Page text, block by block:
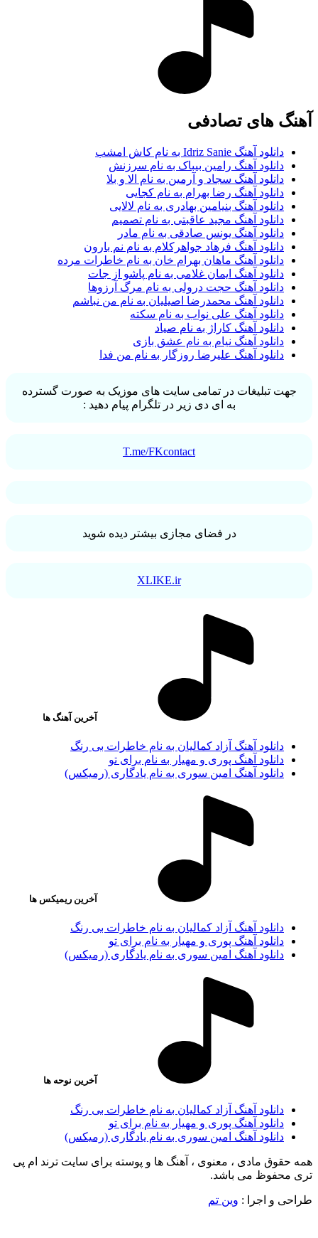
آهنگ های تصادفی
دانلود آهنگ Idriz Sanie به نام کاش امشب
دانلود آهنگ رامین بیباک به نام سرزنش
دانلود آهنگ سجاد و آرمین به نام الا و بلا
دانلود آهنگ رضا بهرام به نام کجایی
دانلود آهنگ بنیامین بهادری به نام لالایی
دانلود آهنگ مجید عاقبتی به نام تصمیم
دانلود آهنگ یونس صادقی به نام مادر
دانلود آهنگ فرهاد جواهرکلام به نام نم بارون
دانلود آهنگ ماهان بهرام خان به نام خاطرات مرده
دانلود آهنگ ایمان غلامی به نام پاشو از جات
دانلود آهنگ حجت درولی به نام مرگ آرزوها
دانلود آهنگ محمدرضا اصیلیان به نام من نباشم
دانلود آهنگ علی نواب به نام سکته
دانلود آهنگ کاراژ به نام صیاد
دانلود آهنگ نیام به نام عشق بازی
دانلود آهنگ علیرضا روزگار به نام من فدا
جهت تبلیغات در تمامی سایت های موزیک به صورت گسترده
به ای دی زیر در تلگرام پیام دهید :
T.me/FKcontact
در فضای مجازی بیشتر دیده شوید
XLIKE.ir
آخرین آهنگ ها
دانلود آهنگ آزاد کمالیان به نام خاطرات بی رنگ
دانلود آهنگ پوری و مهیار به نام برای تو
دانلود آهنگ امین سوری به نام یادگاری (رمیکس)
آخرین ریمیکس ها
دانلود آهنگ آزاد کمالیان به نام خاطرات بی رنگ
دانلود آهنگ پوری و مهیار به نام برای تو
دانلود آهنگ امین سوری به نام یادگاری (رمیکس)
آخرین نوحه ها
دانلود آهنگ آزاد کمالیان به نام خاطرات بی رنگ
دانلود آهنگ پوری و مهیار به نام برای تو
دانلود آهنگ امین سوری به نام یادگاری (رمیکس)
همه حقوق مادی ، معنوی ، آهنگ ها و پوسته برای سایت ترند ام پی
تری محفوظ می باشد.
طراحی و اجرا : وین تم